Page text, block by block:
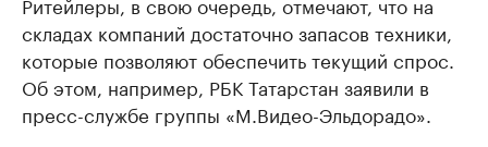
складах компаний достаточно запасов техники,
которые позволяют обеспечить текущий спрос.
Об этом, например, РБК Татарстан заявили в
пресс-службе группы «М.Видео-Эльдорадо».